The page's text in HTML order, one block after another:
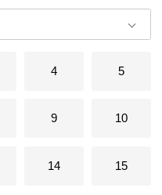
胡一刀与苗人凤决战时以毒杀害
4 5
9 10
14 15